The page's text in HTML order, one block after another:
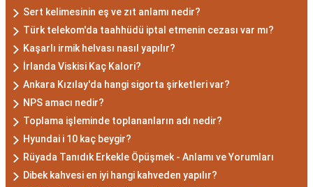
bulunur. Akrepler, hedeflerine ulaşmak için
kararlılıkla çalışan bireylerdir. Aynı zamanda,
zekalarını ve keskin gözlem yeteneklerini
kullanarak çözüm odaklıdırlar.
Akrep Burcu Erkeği
Özellikleri: Güçlü ve
Karizmatik
Akrep burcu erkeği, genellikle güçlü bir karaktere
Sert kelimesinin eş ve zıt anlamı nedir?
Türk telekom'da taahhüdü iptal etmenin cezası var mı?
Kaşarlı irmik helvası nasıl yapılır?
İrlanda Viskisi Kaç Kalori?
Ankara Kızılay'da hangi sigorta şirketleri var?
NPS amacı nedir?
Toplama işleminde toplananların adı nedir?
Hyundai i 10 kaç beygir?
Rüyada Tanıdık Erkekle Öpüşmek - Anlamı ve Yorumları
Dibek kahvesi en iyi hangi kahveden yapılır?